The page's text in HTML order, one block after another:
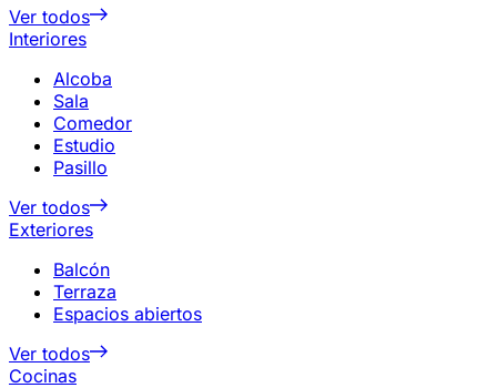
Ver todos
Interiores
Alcoba
Sala
Comedor
Estudio
Pasillo
Ver todos
Exteriores
Balcón
Terraza
Espacios abiertos
Ver todos
Cocinas